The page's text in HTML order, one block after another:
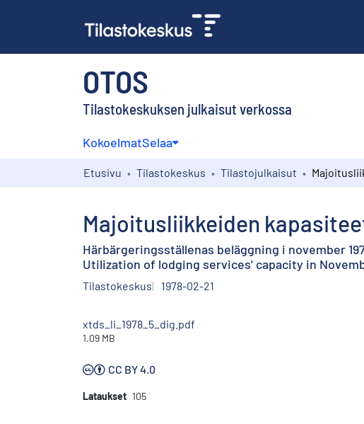
OTOS
Tilastokeskuksen julkaisut verkossa
KokoelmatSelaa
Etusivu Tilastokeskus Tilastojulkaisut
Majoitusliikkeiden
Härbärgeringsställenas beläggning i november
Utilization of lodging services' capacity in
Tilastokeskus 1978-02-21
xtds_li_1978_5_dig.pdf
1.09 MB
CC BY 4.0
Lataukset 105